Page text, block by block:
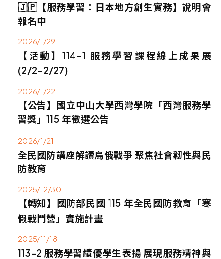
🇯🇵【服務學習：日本地方創生實務】說明會
報名中
2026/1/29
【活動】114-1 服務學習課程線上成果展
(2/2-2/27)
2026/1/22
【公告】國立中山大學西灣學院「西灣服務學
習獎」115 年徵選公告
2026/1/21
全民國防講座解讀烏俄戰爭 聚焦社會韌性與民
防教育
2025/12/30
【轉知】國防部民國 115 年全民國防教育「寒
假戰鬥營」實施計畫
2025/11/18
113-2 服務學習績優學生表揚 展現服務精神與